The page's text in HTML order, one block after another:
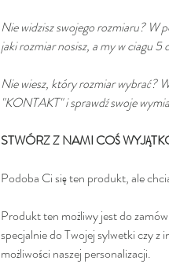
Nie widzisz swojego rozmiaru? W
jaki rozmiar nosisz, a my w ciagu
Nie wiesz, który rozmiar wybrać?
"KONTAKT" i sprawdź swoje
STWÓRZ Z NAMI COŚ
Podoba Ci się ten produkt, ale
Produkt ten możliwy jest do
specjalnie do Twojej sylwetki czy z
możliwości naszej personalizacji.